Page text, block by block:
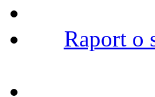
Raport o